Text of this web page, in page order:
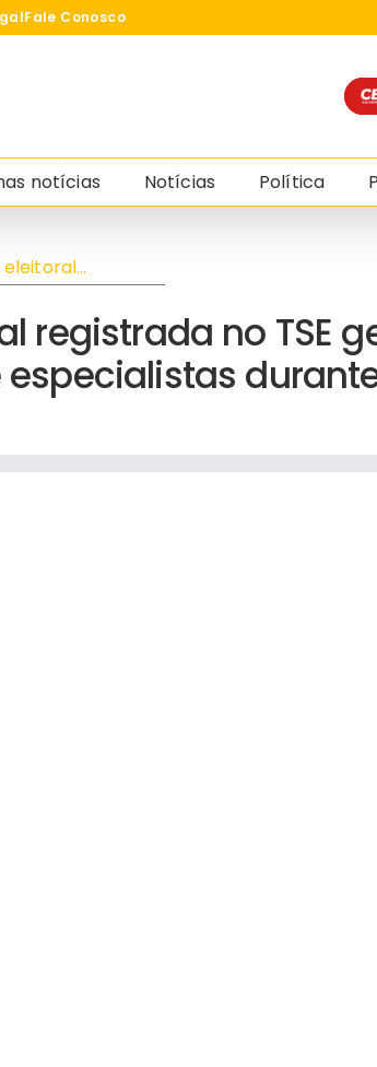
Fale Conosco
notícias Notícias Política
eleitoral
no TSE gera
durante
da CBN Salvador
registrada no TSE